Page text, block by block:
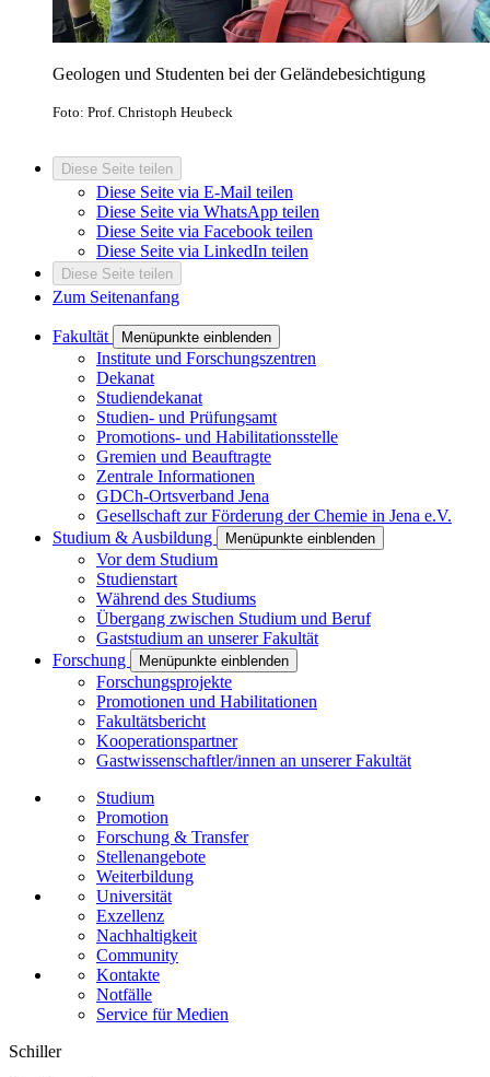
Geologen und Studenten bei der Geländebesichtigung
Foto: Prof. Christoph Heubeck
Diese Seite teilen
Diese Seite via E-Mail teilen
Diese Seite via WhatsApp teilen
Diese Seite via Facebook teilen
Diese Seite via LinkedIn teilen
Diese Seite teilen
Zum Seitenanfang
Fakultät Menüpunkte einblenden
Institute und Forschungszentren
Dekanat
Studiendekanat
Studien- und Prüfungsamt
Promotions- und Habilitationsstelle
Gremien und Beauftragte
Zentrale Informationen
GDCh-Ortsverband Jena
Gesellschaft zur Förderung der Chemie in Jena e.V.
Studium & Ausbildung
Menüpunkte einblenden
Vor dem Studium
Studienstart
Während des Studiums
Übergang zwischen Studium und Beruf
Gaststudium an unserer Fakultät
Forschung
Menüpunkte einblenden
Forschungsprojekte
Promotionen und Habilitationen
Fakultätsbericht
Kooperationspartner
Gastwissenschaftler/innen an unserer Fakultät
Studium
Promotion
Forschung & Transfer
Stellenangebote
Weiterbildung
Universität
Exzellenz
Nachhaltigkeit
Community
Kontakte
Notfälle
Service für Medien
Schiller